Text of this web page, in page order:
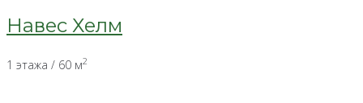
Навес Хелм
1 этажа / 60 м2